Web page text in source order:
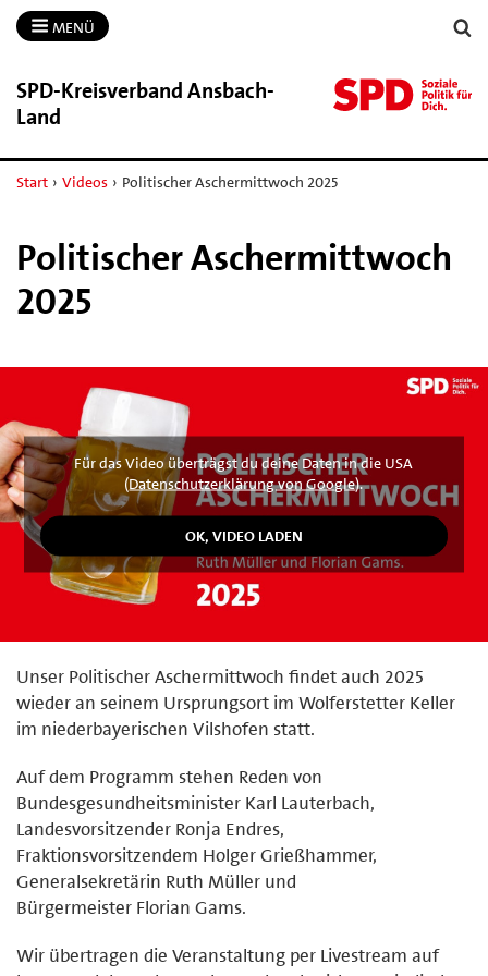
MENÜ
SPD-​Kreisverband Ansbach-​
Land
Start › Videos › Politischer Aschermittwoch 2025
Politischer Aschermittwoch
2025
Für das Video überträgst du deine Daten in die USA
(Datenschutzerklärung von Google).
Unser Politischer Aschermittwoch findet auch 2025
wieder an seinem Ursprungsort im Wolferstetter Keller
im niederbayerischen Vilshofen statt.
Auf dem Programm stehen Reden von
Bundesgesundheitsminister Karl Lauterbach,
Landesvorsitzender Ronja Endres,
Fraktionsvorsitzendem Holger Grießhammer,
Generalsekretärin Ruth Müller und
Bürgermeister Florian Gams.
Wir übertragen die Veranstaltung per Livestream auf